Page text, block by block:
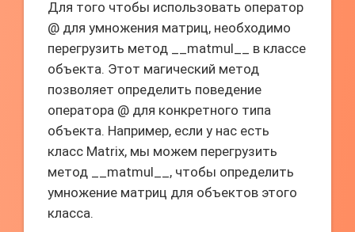
Для того чтобы использовать оператор
@ для умножения матриц, необходимо
перегрузить метод __matmul__ в классе
объекта. Этот магический метод
позволяет определить поведение
оператора @ для конкретного типа
объекта. Например, если у нас есть
класс Matrix, мы можем перегрузить
метод __matmul__, чтобы определить
умножение матриц для объектов этого
класса.